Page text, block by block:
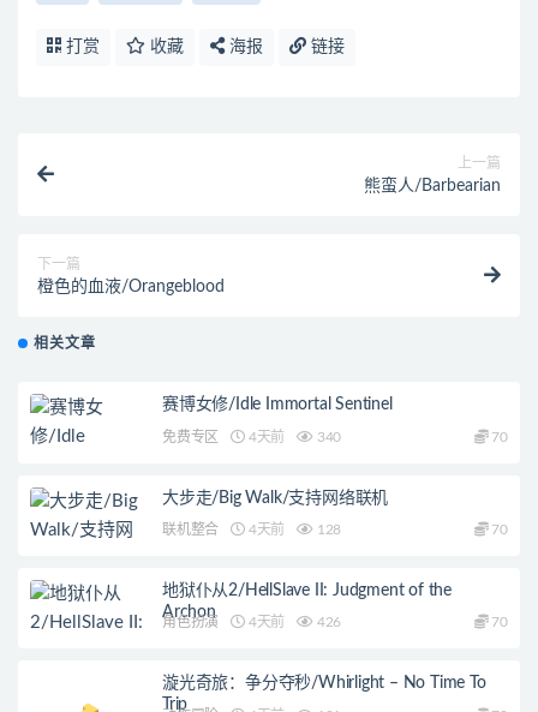
打赏 收藏 海报 链接
上一篇
熊蛮人/Barbearian
下一篇
橙色的血液/Orangeblood
相关文章
赛博女修/Idle Immortal Sentinel
免费专区 4天前 340 70
大步走/Big Walk/支持网络联机
联机整合 4天前 128 70
地狱仆从2/HellSlave II: Judgment of the
Archon
角色扮演 4天前 426 70
漩光奇旅：争分夺秒/Whirlight – No Time To
Trip